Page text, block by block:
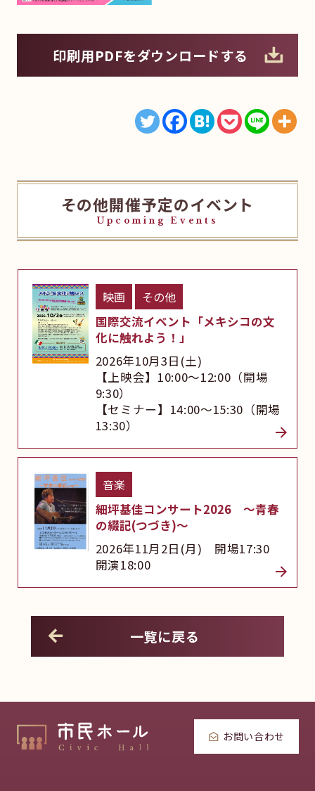
印刷用PDFをダウンロードする
その他開催予定のイベント
Upcoming Events
映画
その他
国際交流イベント「メキシコの文
化に触れよう！」
2026年10月3日(土)
【上映会】10:00～12:00（開場
9:30）
【セミナー】14:00～15:30（開場
13:30）
音楽
細坪基佳コンサート2026 ～青春
の綴記(つづき)～
2026年11月2日(月) 開場17:30
開演18:00
一覧に戻る
お問い合わせ